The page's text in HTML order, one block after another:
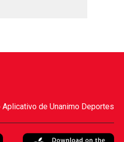
Aplicativo de Unanimo Deportes